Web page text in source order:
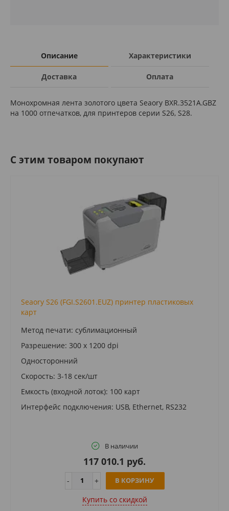
Описание Характеристики
Доставка Оплата
Монохромная лента золотого цвета Seaory BXR.3521A.GBZ
на 1000 отпечатков, для принтеров серии S26, S28.
C этим товаром покупают
Seaory S26 (FGI.S2601.EUZ) принтер пластиковых
карт
Метод печати: сублимационный
Разрешение: 300 x 1200 dpi
Односторонний
Скорость: 3-18 сек/шт
Емкость (входной лоток): 100 карт
Интерфейс подключения: USB, Ethernet, RS232
В наличии
117 010.1 руб.
В КОРЗИНУ
Купить cо скидкой